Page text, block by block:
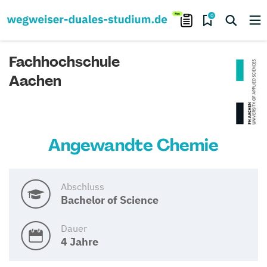
0
Fachhochschule
Aachen
Angewandte Chemie
Abschluss
Bachelor of Science
Dauer
4 Jahre